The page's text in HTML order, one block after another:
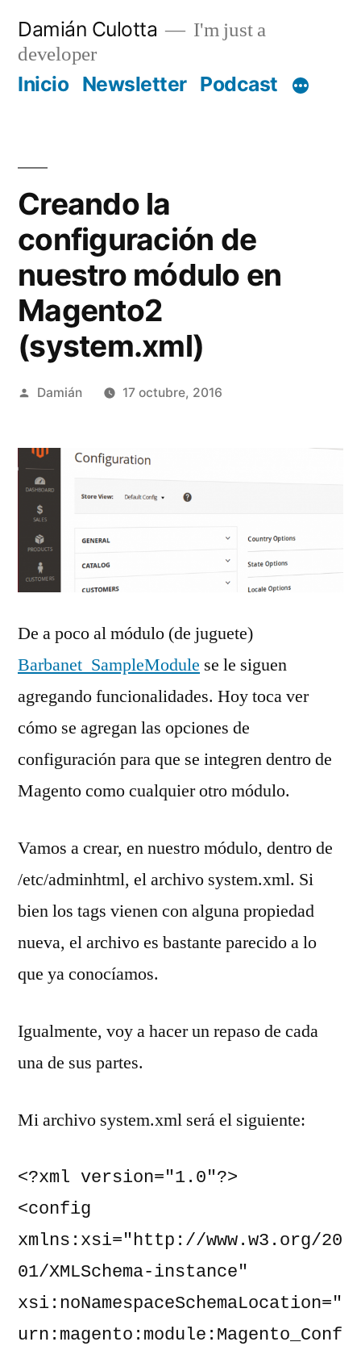
contenido
Damián Culotta
I'm just a
developer
Inicio Newsletter Podcast
Creando la
configuración de
nuestro módulo en
Magento2
(system.xml)
Publicado
Damián 17 octubre, 2016
De a poco al módulo (de juguete)
Barbanet_SampleModule se le siguen
agregando funcionalidades. Hoy toca ver
cómo se agregan las opciones de
configuración para que se integren dentro de
Magento como cualquier otro módulo.
Vamos a crear, en nuestro módulo, dentro de
/etc/adminhtml, el archivo system.xml. Si
bien los tags vienen con alguna propiedad
nueva, el archivo es bastante parecido a lo
que ya conocíamos.
Igualmente, voy a hacer un repaso de cada
una de sus partes.
Mi archivo system.xml será el siguiente:
<?xml version="1.0"?>
<config
xmlns:xsi="http://www.w3.org/20
01/XMLSchema-instance"
xsi:noNamespaceSchemaLocation="
urn:magento:module:Magento_Conf